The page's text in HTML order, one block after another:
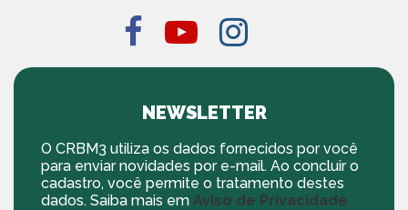
NEWSLETTER
O CRBM3 utiliza os dados fornecidos por você
para enviar novidades por e-mail. Ao concluir o
cadastro, você permite o tratamento destes
dados. Saiba mais em Aviso de Privacidade